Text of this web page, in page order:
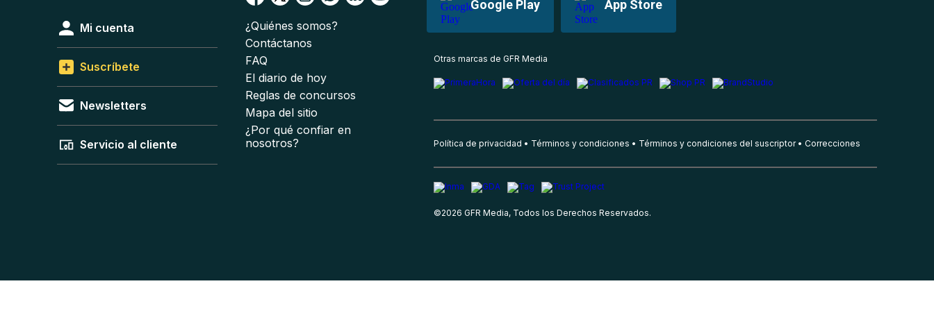
Google Play App Store
Mi cuenta
Suscríbete
Newsletters
Servicio al cliente
¿Quiénes somos?
Contáctanos
FAQ
El diario de hoy
Reglas de concursos
Mapa del sitio
¿Por qué confiar en
nosotros?
Otras marcas de GFR Media
Política de privacidad Términos y condiciones Términos y condiciones del suscriptor Correcciones
©2026 GFR Media, Todos los Derechos Reservados.